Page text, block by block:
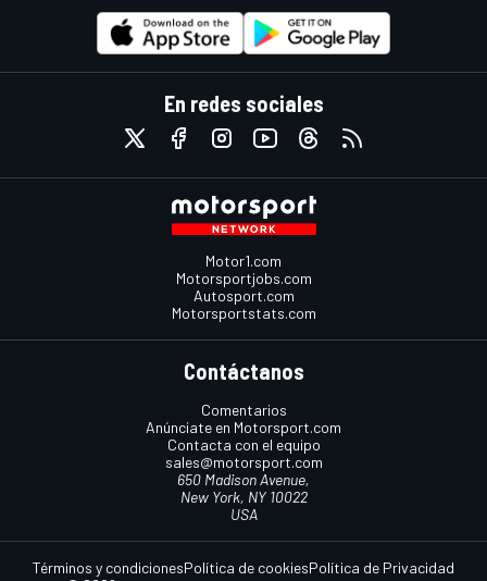
En redes sociales
Motor1.com
Motorsportjobs.com
Autosport.com
Motorsportstats.com
Contáctanos
Comentarios
Anúnciate en Motorsport.com
Contacta con el equipo
sales@motorsport.com
650 Madison Avenue,
New York, NY 10022
USA
Términos y condicionesPolítica de cookiesPolítica de Privacidad